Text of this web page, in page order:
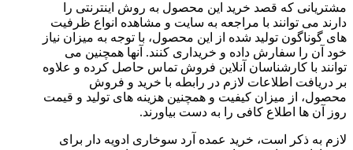
مشتریانی که قصد خرید این محصول به روش اینترنتی را
دارند می‌ توانند با مراجعه به سایت و مشاهده انواع ظرفیت
های گوناگون تولید شده از این محصول، با توجه به میزان نیاز
خود آن را سفارش داده و خریداری کنند. آنها همچنین می‌
توانند با کارشناسان آنلاین فروش تماس حاصل کرده و علاوه
بر دریافت اطلاعات لازم در رابطه با خرید و فروش
محصول، از میزان کیفیت و همچنین هزینه‌ های تولید و قیمت
روز آن ها اطلاع کافی را به دست بیاورند.
لازم به ذکر است، خرید عمده آرد سوخاری ادویه دار برای